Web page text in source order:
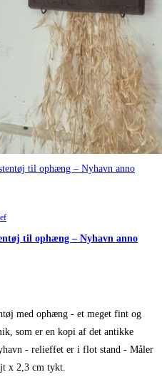
til ophæng – Nyhavn anno
med ophæng - et meget fint og
som er en kopi af det antikke
- relieffet er i flot stand - Måler
x 2,3 cm tykt.